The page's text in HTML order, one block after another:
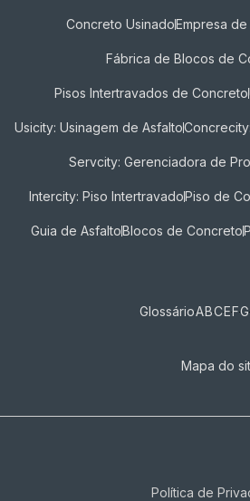
Concreto UsinadoEmpresa
Fábrica de Blocos de
Pisos Intertravados de Concreto​
Usicity: Usinagem de Asfalto
Servcity: Gerenciadora de
Intercity: Piso IntertravadoPiso de
Guia de AsfaltoBlocos de Concreto
GlossárioABCEFG
Mapa do
Política de